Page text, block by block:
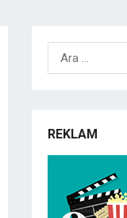
Arama:
REKLAM